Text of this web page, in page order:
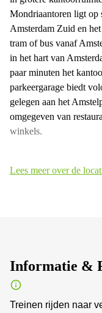
Mondriaantoren ligt op
Amsterdam Zuid en
tram of bus vanaf
in het hart van
paar minuten het
parkeergarage biedt
gelegen aan het
omgegeven van
winkels.
Lees meer over de
Informatie &
Treinen rijden naar